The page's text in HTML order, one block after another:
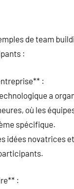
de team
:
:
a
où les
spécifique.
idées novatrices
: